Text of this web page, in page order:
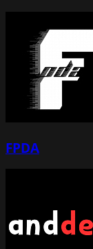
FPDA